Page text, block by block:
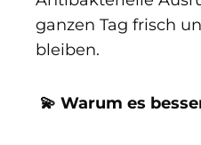
ganzen Tag frisch
bleiben.
💫 Warum es